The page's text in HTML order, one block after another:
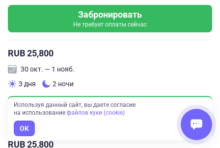
Забронировать
Не требует оплаты сейчас
RUB 25,800
30 окт. — 1 нояб.
3 дня
2 ночи
Забронировать
Не требует оплаты сейчас
RUB 25,800
Используя данный сайт, вы даете согласие
на использование файлов куки (cookie)
OK